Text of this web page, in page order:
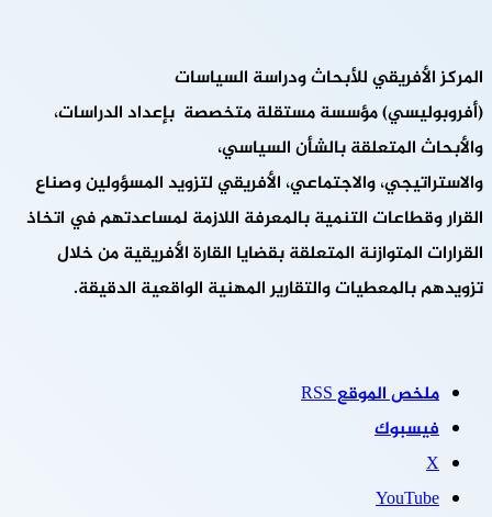
المركز الأفريقي للأبحاث ودراسة السياسات
(أفروبوليسي) مؤسسة مستقلة متخصصة بإعداد الدراسات،
والأبحاث المتعلقة بالشأن السياسي،
والاستراتيجي، والاجتماعي، الأفريقي لتزويد المسؤولين وصناع
القرار وقطاعات التنمية بالمعرفة اللازمة لمساعدتهم في اتخاذ
القرارات المتوازنة المتعلقة بقضايا القارة الأفريقية من خلال
تزويدهم بالمعطيات والتقارير المهنية الواقعية الدقيقة.
ملخص الموقع RSS
فيسبوك
‫X
‫YouTube